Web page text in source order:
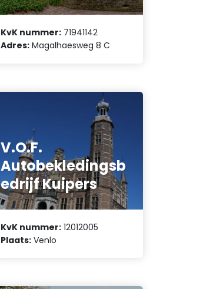
KvK nummer: 71941142
Adres: Magalhaesweg 8 C
V.O.F.
Autobekledingsb
edrijf Kuipers
KvK nummer: 12012005
Plaats: Venlo